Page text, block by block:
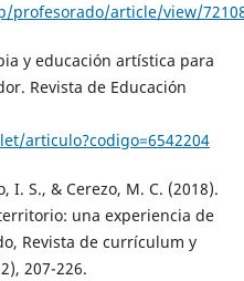
profesorado/article/view/
y educación artística para
Revista de Educación
articulo?codigo=6542204
I. S., & Cerezo, M. C. (2018).
una experiencia de
Revista de currículum y
207-226.